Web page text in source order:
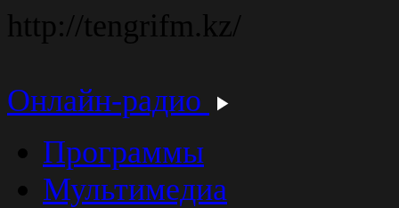
http://tengrifm.kz/
Онлайн-радио
Программы
Мультимедиа